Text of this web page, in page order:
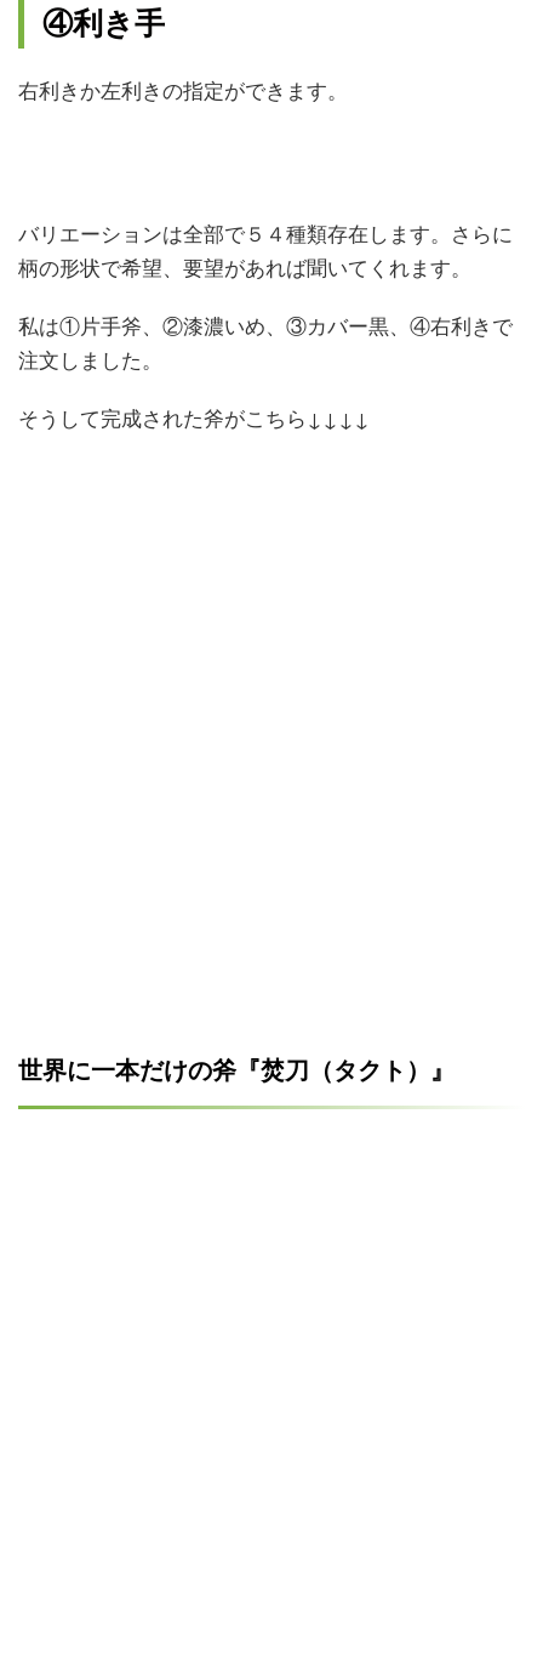
④利き手
右利きか左利きの指定ができます。
バリエーションは全部で５４種類存在します。さらに
柄の形状で希望、要望があれば聞いてくれます。
私は①片手斧、②漆濃いめ、③カバー黒、④右利きで
注文しました。
そうして完成された斧がこちら↓↓↓↓
世界に一本だけの斧『焚刀（タクト）』